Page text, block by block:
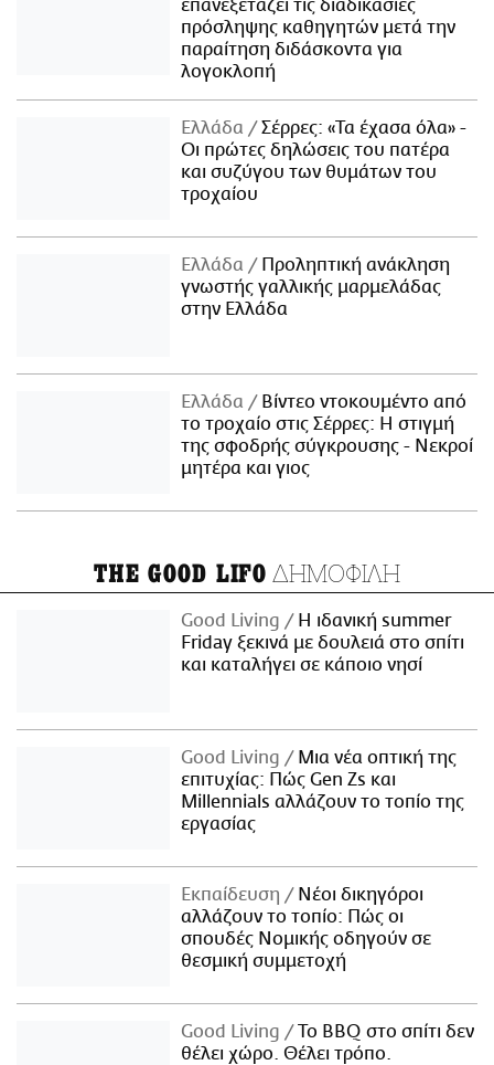
επανεξετάζει τις διαδικασίες
πρόσληψης καθηγητών μετά την
παραίτηση διδάσκοντα για
λογοκλοπή
Ελλάδα
Σέρρες: «Τα έχασα όλα» -
Οι πρώτες δηλώσεις του πατέρα
και συζύγου των θυμάτων του
τροχαίου
Ελλάδα
Προληπτική ανάκληση
γνωστής γαλλικής μαρμελάδας
στην Ελλάδα
Ελλάδα
Βίντεο ντοκουμέντο από
το τροχαίο στις Σέρρες: Η στιγμή
της σφοδρής σύγκρουσης - Νεκροί
μητέρα και γιος
THE GOOD LIFO ΔΗΜΟΦΙΛΗ
Good Living
Η ιδανική summer
Friday ξεκινά με δουλειά στο σπίτι
και καταλήγει σε κάποιο νησί
Good Living
Μια νέα οπτική της
επιτυχίας: Πώς Gen Zs και
Millennials αλλάζουν το τοπίο της
εργασίας
Εκπαίδευση
Νέοι δικηγόροι
αλλάζουν το τοπίο: Πώς οι
σπουδές Νομικής οδηγούν σε
θεσμική συμμετοχή
Good Living
Το BBQ στο σπίτι δεν
θέλει χώρο. Θέλει τρόπο.